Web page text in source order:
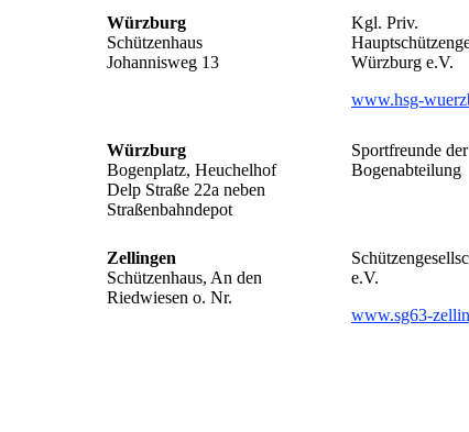
Würzburg
Schützenhaus
Johannisweg 13
Kgl. Priv.
Würzburg e.V.
www.hsg-
Würzburg
Bogenplatz, Heuchelhof
Delp Straße 22a neben
Straßenbahndepot
Sportfreunde
Bogenabteilung
Zellingen
Schützenhaus, An den
Riedwiesen o. Nr.
e.V.
www.sg63-